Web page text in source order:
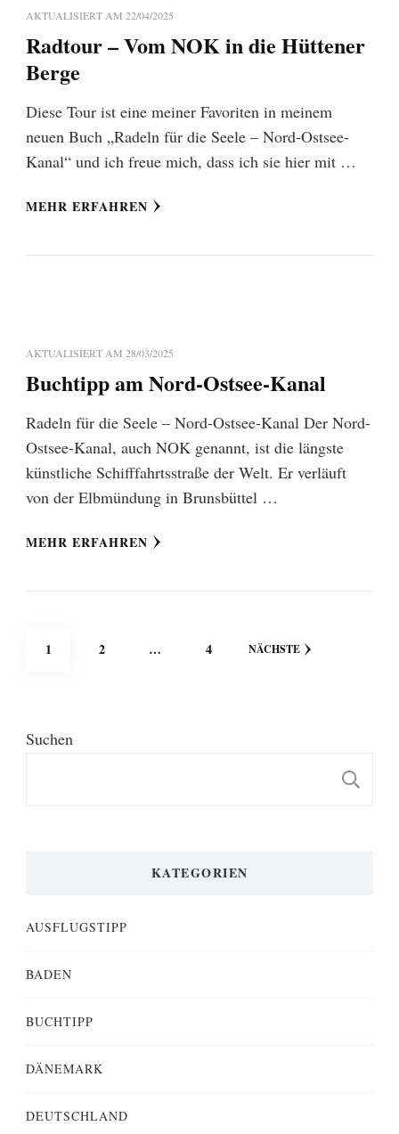
AKTUALISIERT AM 22/04/2025
Radtour – Vom NOK in die Hüttener
Berge
Diese Tour ist eine meiner Favoriten in meinem
neuen Buch „Radeln für die Seele – Nord-Ostsee-
Kanal“ und ich freue mich, dass ich sie hier mit …
MEHR ERFAHREN
AKTUALISIERT AM 28/03/2025
Buchtipp am Nord-Ostsee-Kanal
Radeln für die Seele – Nord-Ostsee-Kanal Der Nord-
Ostsee-Kanal, auch NOK genannt, ist die längste
künstliche Schifffahrtsstraße der Welt. Er verläuft
von der Elbmündung in Brunsbüttel …
MEHR ERFAHREN
Seitennummerierung
SEITE
1 SEITE
2 … SEITE
4 NÄCHSTE
Suchen
KATEGORIEN
AUSFLUGSTIPP
BADEN
BUCHTIPP
DÄNEMARK
DEUTSCHLAND